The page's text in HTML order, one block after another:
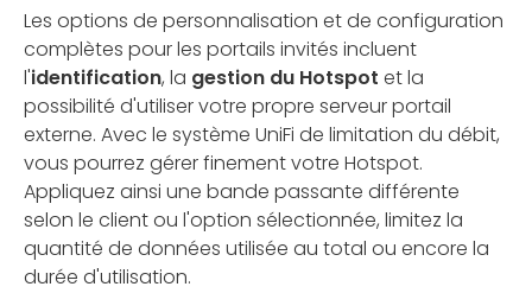
Les options de personnalisation et de configuration
complètes pour les portails invités incluent
l'identification, la gestion du Hotspot et la
possibilité d'utiliser votre propre serveur portail
externe. Avec le système UniFi de limitation du débit,
vous pourrez gérer finement votre Hotspot.
Appliquez ainsi une bande passante différente
selon le client ou l'option sélectionnée, limitez la
quantité de données utilisée au total ou encore la
durée d'utilisation.